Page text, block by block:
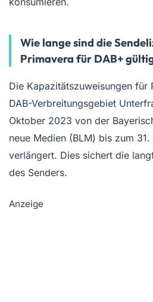
Wie lange sind die
Primavera für DAB+
Die Kapazitätszuweisungen für
DAB-Verbreitungsgebiet
Oktober 2023 von der
neue Medien (BLM) bis zum
verlängert. Dies sichert die
des Senders.
Anzeige